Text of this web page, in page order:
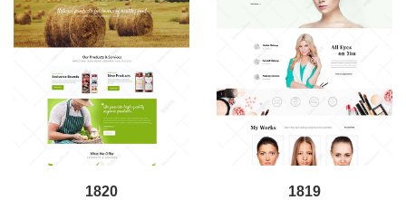
1820 1819